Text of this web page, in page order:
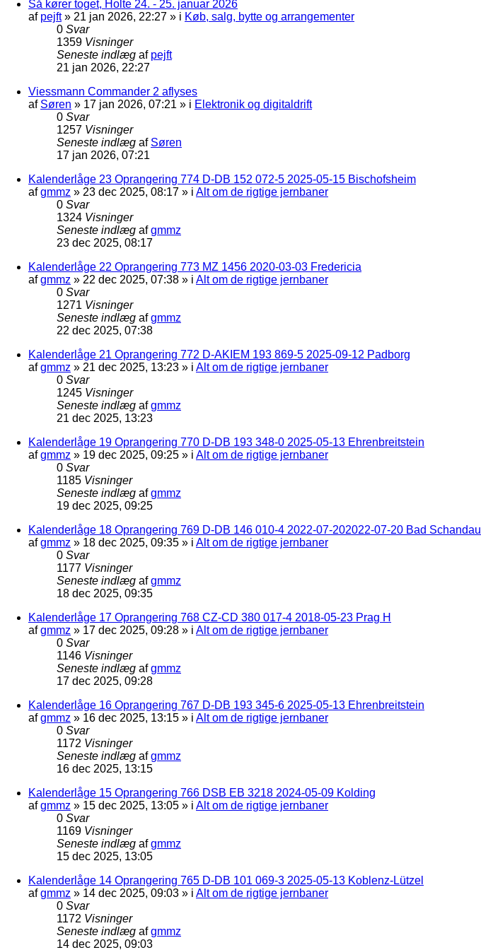
Så kører toget, Holte 24. - 25. januar 2026
af pejft» 21 jan 2026, 22:27 » i Køb, salg, bytte og arrangementer
0 Svar
1359 Visninger
Seneste indlæg af pejft
21 jan 2026, 22:27
Viessmann Commander 2 aflyses
af Søren » 17 jan 2026, 07:21 » i Elektronik og digitaldrift
0 Svar
1257 Visninger
Seneste indlæg af Søren
17 jan 2026, 07:21
Kalenderlåge 23 Oprangering 774 D-DB 152 072-5 2025-05-15 Bischofsheim
afgmmz » 23 dec 2025, 08:17 » i Alt om de rigtige jernbaner
0 Svar
1324 Visninger
Seneste indlæg afgmmz
23 dec 2025, 08:17
Kalenderlåge 22 Oprangering 773 MZ 1456 2020-03-03 Fredericia
afgmmz » 22 dec 2025, 07:38 » i Alt om de rigtige jernbaner
0 Svar
1271 Visninger
Seneste indlæg afgmmz
22 dec 2025, 07:38
Kalenderlåge 21 Oprangering 772 D-AKIEM 193 869-5 2025-09-12 Padborg
afgmmz » 21 dec 2025, 13:23 » i Alt om de rigtige jernbaner
0 Svar
1245 Visninger
Seneste indlæg afgmmz
21 dec 2025, 13:23
Kalenderlåge 19 Oprangering 770 D-DB 193 348-0 2025-05-13 Ehrenbreitstein
afgmmz » 19 dec 2025, 09:25 » i Alt om de rigtige jernbaner
0 Svar
1185 Visninger
Seneste indlæg afgmmz
19 dec 2025, 09:25
Kalenderlåge 18 Oprangering 769 D-DB 146 010-4 2022-07-202022-07-20 Bad Schandau
afgmmz » 18 dec 2025, 09:35 » i Alt om de rigtige jernbaner
0 Svar
1177 Visninger
Seneste indlæg afgmmz
18 dec 2025, 09:35
Kalenderlåge 17 Oprangering 768 CZ-CD 380 017-4 2018-05-23 Prag H
afgmmz » 17 dec 2025, 09:28 » i Alt om de rigtige jernbaner
0 Svar
1146 Visninger
Seneste indlæg afgmmz
17 dec 2025, 09:28
Kalenderlåge 16 Oprangering 767 D-DB 193 345-6 2025-05-13 Ehrenbreitstein
afgmmz » 16 dec 2025, 13:15 » i Alt om de rigtige jernbaner
0 Svar
1172 Visninger
Seneste indlæg afgmmz
16 dec 2025, 13:15
Kalenderlåge 15 Oprangering 766 DSB EB 3218 2024-05-09 Kolding
afgmmz » 15 dec 2025, 13:05 » i Alt om de rigtige jernbaner
0 Svar
1169 Visninger
Seneste indlæg afgmmz
15 dec 2025, 13:05
Kalenderlåge 14 Oprangering 765 D-DB 101 069-3 2025-05-13 Koblenz-Lützel
afgmmz » 14 dec 2025, 09:03 » i Alt om de rigtige jernbaner
0 Svar
1172 Visninger
Seneste indlæg afgmmz
14 dec 2025, 09:03